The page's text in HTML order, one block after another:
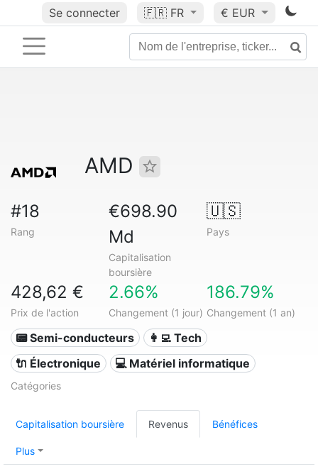
Se connecter 🇫🇷 FR € EUR
AMD
#18
Rang
€698.90
Md
Capitalisation
boursière
🇺🇸
Pays
428,62 €
Prix de l'action
2.66%
Changement (1 jour)
186.79%
Changement (1 an)
📟 Semi-conducteurs
👩‍💻 Tech
🔌 Électronique
💻 Matériel informatique
Catégories
Capitalisation boursière Revenus Bénéfices
Plus